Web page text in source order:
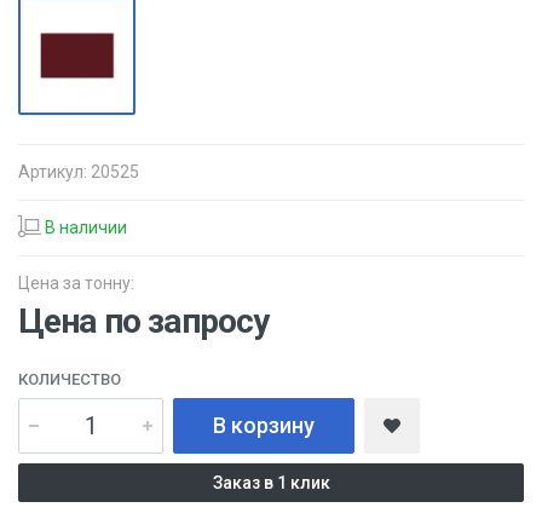
Артикул: 20525
В наличии
Цена за тонну:
Цена по запросу
КОЛИЧЕСТВО
В корзину
Заказ в 1 клик